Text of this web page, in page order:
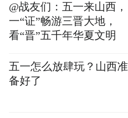
@战友们：五一来山西，
一“证”畅游三晋大地，
看“晋”五千年华夏文明
五一怎么放肆玩？山西准
备好了